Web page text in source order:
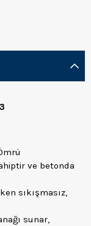
ve betonda
sıkışmasız,
sunar,